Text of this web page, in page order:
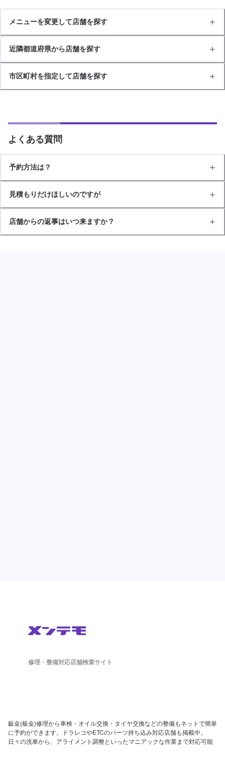
メニューを変更して店舗を探す
近隣都道府県から店舗を探す
市区町村を指定して店舗を探す
よくある質問
予約方法は？
見積もりだけほしいのですが
店舗からの返事はいつ来ますか？
修理・整備対応店舗検索サイト
鈑金(板金)修理から車検・オイル交換・タイヤ交換などの整備もネットで簡単
に予約ができます。ドラレコやETCのパーツ持ち込み対応店舗も掲載中。
日々の洗車から、アライメント調整といったマニアックな作業まで対応可能